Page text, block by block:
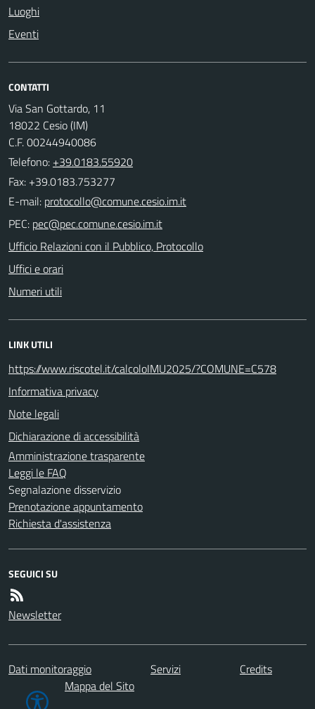
Luoghi
Eventi
CONTATTI
Via San Gottardo, 11
18022 Cesio (IM)
C.F. 00244940086
Telefono: +39.0183.55920
Fax: +39.0183.753277
E-mail:
PEC:
Ufficio Relazioni con il Pubblico, Protocollo
Uffici e orari
Numeri utili
LINK UTILI
https://www.riscotel.it/calcoloIMU2025/?COMUNE=C578
Informativa privacy
Note legali
Dichiarazione di accessibilità
Amministrazione trasparente
Leggi le FAQ
Segnalazione disservizio
Prenotazione appuntamento
Richiesta d'assistenza
SEGUICI SU
Newsletter
Dati monitoraggio Servizi
Credits
Mappa del Sito